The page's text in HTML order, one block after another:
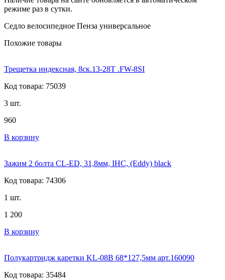
режиме раз в сутки.
Седло велосипедное Пенза универсальное
Похожие товары
Трещетка индексная, 8ск.13-28T .FW-8SI
Код товара: 75039
3 шт.
960
В корзину
Зажим 2 болта CL-ED, 31,8мм, IHC, (Eddy) black
Код товара: 74306
1 шт.
1 200
В корзину
Полукартридж каретки KL-08B 68*127,5мм арт.160090
Код товара: 35484